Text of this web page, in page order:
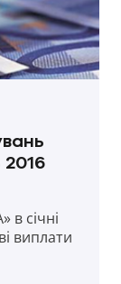
2016
в січні
виплати